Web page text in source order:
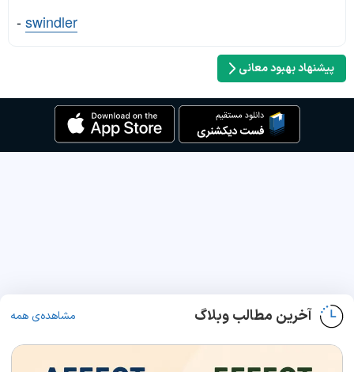
-swindler
پیشنهاد بهبود معانی
آخرین مطالب وبلاگ مشاهده‌ی همه